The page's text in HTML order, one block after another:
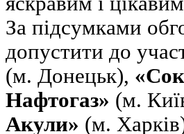
За підсумками
допустити до
(м. Донецьк),
Нафтогаз» (м.
Акули» (м.